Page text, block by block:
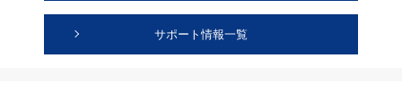
サポート情報一覧